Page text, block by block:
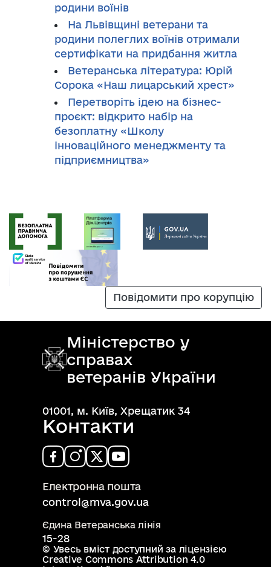
родини воїнів
На Львівщині ветерани та
родини полеглих воїнів отримали
сертифікати на придбання житла
Ветеранська література: Юрій
Сорока «Наш лицарський хрест»
Перетворіть ідею на бізнес-
проєкт: відкрито набір на
безоплатну «Школу
інноваційного менеджменту та
підприємництва»
Повідомити про корупцію
Міністерство у
справах
ветеранів України
01001, м. Київ, Хрещатик 34
Контакти
Електронна пошта
control@mva.gov.ua
Єдина Ветеранська лінія
15-28
© Увесь вміст доступний за ліцензією
Creative Commons Attribution 4.0